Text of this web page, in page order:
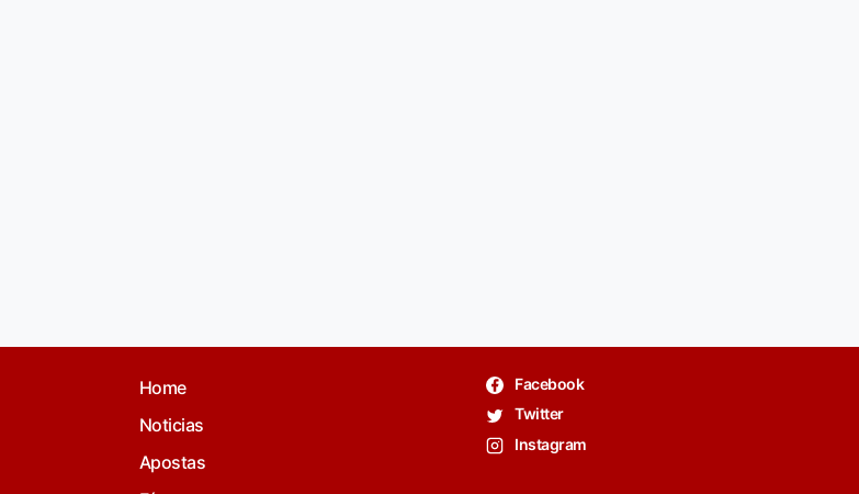
Home
Noticias
Apostas
Facebook
Twitter
Instagram